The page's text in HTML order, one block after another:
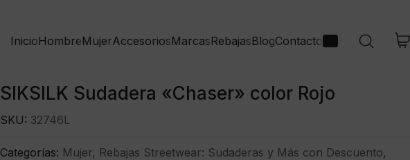
InicioHombreMujerAccesoriosMarcasRebajasBlogContacto
SIKSILK Sudadera «Chaser» color Rojo
SKU: 32746L
Categorías: Mujer, Rebajas Streetwear: Sudaderas y Más con Descuento,